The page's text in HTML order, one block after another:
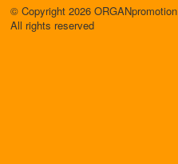
© Copyright 2026 ORGANpromotion
All rights reserved